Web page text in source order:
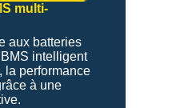
multi-
aux batteries
intelligent
la performance
à une